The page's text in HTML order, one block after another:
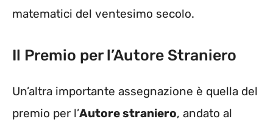
matematici del ventesimo secolo.
Il Premio per l’Autore Straniero
Un’altra importante assegnazione è quella del
premio per l’Autore straniero, andato al